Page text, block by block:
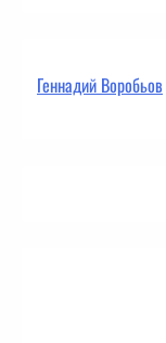
Геннадий Воробьов